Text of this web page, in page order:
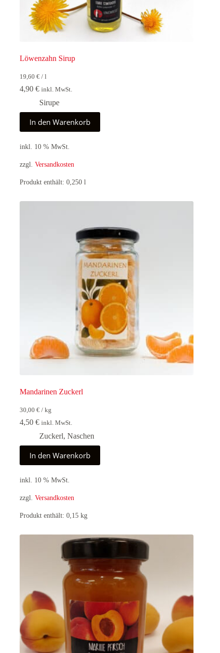
Löwenzahn Sirup
19,60 € / l
4,90 € inkl. MwSt.
Sirupe
In den Warenkorb
inkl. 10 % MwSt.
zzgl. Versandkosten
Produkt enthält: 0,250 l
Mandarinen Zuckerl
30,00 € / kg
4,50 € inkl. MwSt.
Zuckerl, Naschen
In den Warenkorb
inkl. 10 % MwSt.
zzgl. Versandkosten
Produkt enthält: 0,15 kg